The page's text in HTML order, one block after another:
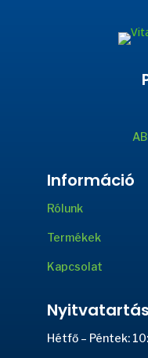
Információ
Rólunk
Termékek
Kapcsolat
Nyitvatartás
Hétfő – Péntek: